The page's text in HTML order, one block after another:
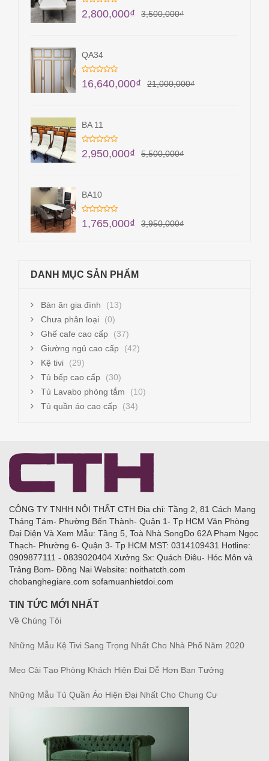
3,500,000₫
2,800,000₫
QA34
21,000,000₫
16,640,000₫
BA 11
5,500,000₫
2,950,000₫
BA10
3,950,000₫
1,765,000₫
DANH MỤC SẢN PHẨM
Bàn ăn gia đình
(13)
Chưa phân loại
(0)
Ghế cafe cao cấp
(37)
Giường ngủ cao cấp
(42)
Kệ tivi
(29)
Tủ bếp cao cấp
(30)
Tủ Lavabo phòng tắm
(10)
Tủ quần áo cao cấp
(34)
CÔNG TY TNHH NỘI THẤT CTH Địa chỉ: Tầng 2, 81 Cách Mạng
Tháng Tám- Phường Bến Thành- Quận 1- Tp HCM Văn Phòng
Đại Diện Và Xem Mẫu: Tầng 5, Toà Nhà SongDo 62A Phạm Ngọc
Thạch- Phường 6- Quận 3- Tp HCM MST: 0314109431 Hotline:
0909877111 - 0839020404 Xưởng Sx: Quách Điêu- Hóc Môn và
Trảng Bom- Đồng Nai Website: noithatcth.com
chobanghegiare.com sofamuanhietdoi.com
TIN TỨC MỚI NHẤT
Về Chúng Tôi
Những Mẫu Kệ Tivi Sang Trọng Nhất Cho Nhà Phố Năm 2020
Mẹo Cải Tạo Phòng Khách Hiện Đại Dễ Hơn Bạn Tưởng
Những Mẫu Tủ Quần Áo Hiện Đại Nhất Cho Chung Cư